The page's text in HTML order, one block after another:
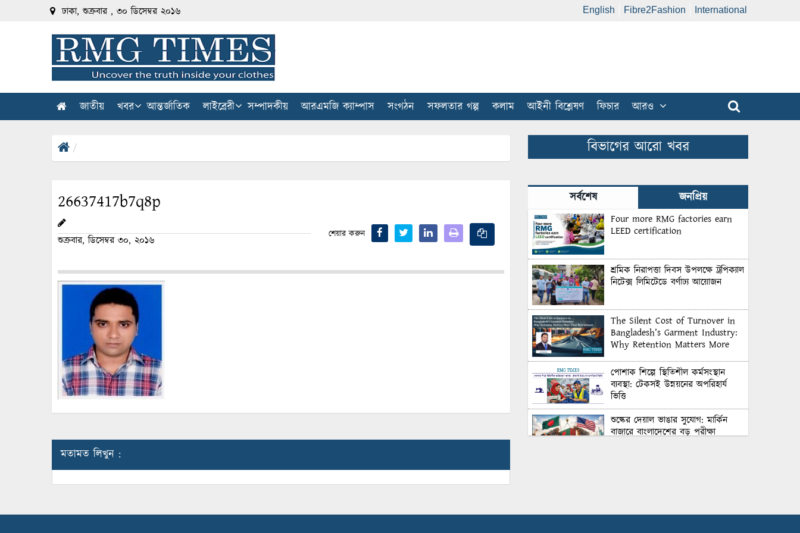
ঢাকা, শুক্রবার , ৩০ ডিসেম্বর ২০১৬ English Fibre2Fashion International
জাতীয় খবর আন্তর্জাতিক লাইব্রেরী সম্পাদকীয় আরএমজি ক্যাম্পাস সংগঠন সফলতার গল্প কলাম আইনী বিশ্লেষণ ফিচার আরও
26637417b7q8p
শুক্রবার, ডিসেম্বর ৩০, ২০১৬ শেয়ার করুন
মতামত লিখুন :
বিভাগের আরো খবর
সর্বশেষ জনপ্রিয়
Four more RMG factories earn
LEED certification
শ্রমিক নিরাপত্তা দিবস উপলক্ষে ট্রপিক্যাল
নিটেক্স লিমিটেডে বর্ণাঢ্য আয়োজন
The Silent Cost of Turnover in
Bangladesh’s Garment Industry:
Why Retention Matters More
পোশাক শিল্পে স্থিতিশীল কর্মসংস্থান
ব্যবস্থা: টেকসই উন্নয়নের অপরিহার্য
ভিত্তি
শুল্কের দেয়াল ভাঙার সুযোগ: মার্কিন
বাজারে বাংলাদেশের বড় পরীক্ষা